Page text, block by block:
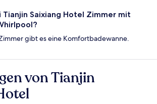
Tianjin Saixiang Hotel Zimmer mit
gibt es eine Komfortbadewanne.
von Tianjin